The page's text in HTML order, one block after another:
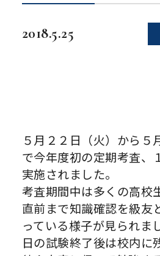
2018.5.25
５月２２日（火）から５
で今年度初の定期考査、
実施されました。
考査期間中は多くの高校
直前まで知識確認を級友
っている様子が見られま
日の試験終了後は校内に